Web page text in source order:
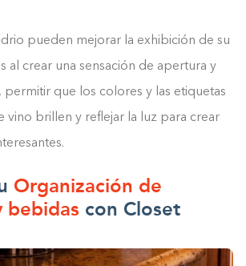
pueden mejorar la exhibición de su
al crear una sensación de apertura y
permitir que los colores y las etiquetas
vino brillen y reflejar la luz para crear
Organización de
bebidas con Closet